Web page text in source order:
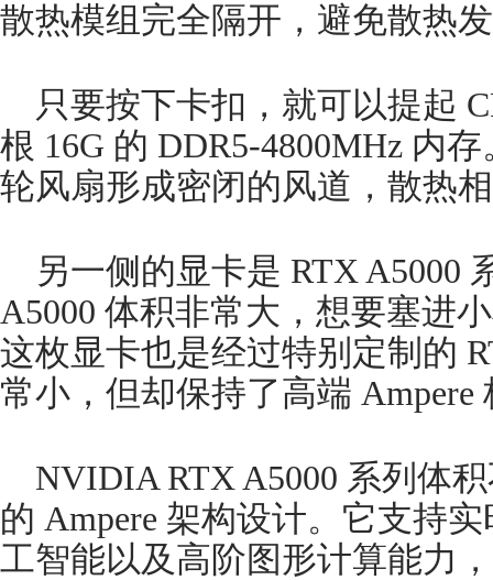
散热模组完全隔开，避免散热
只要按下卡扣，就可以提起
根 16G 的 DDR5-4800MHz 内
轮风扇形成密闭的风道，散热
另一侧的显卡是 RTX A5000
A5000 体积非常大，想要塞进
这枚显卡也是经过特别定制的
常小，但却保持了高端 Ampere
NVIDIA RTX A5000 系列体
的 Ampere 架构设计。它支持
工智能以及高阶图形计算能力